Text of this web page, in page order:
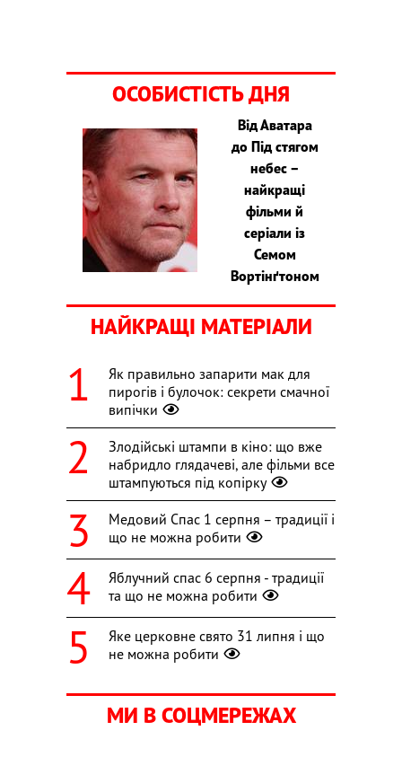
ОСОБИСТІСТЬ ДНЯ
Від Аватара
до Під стягом
небес –
найкращі
фільми й
серіали із
Семом
Вортінґтоном
НАЙКРАЩІ МАТЕРІАЛИ
Як правильно запарити мак для
пирогів і булочок: секрети смачної
випічки
Злодійські штампи в кіно: що вже
набридло глядачеві, але фільми все
штампуються під копірку
Медовий Спас 1 серпня – традиції і
що не можна робити
Яблучний спас 6 серпня - традиції
та що не можна робити
Яке церковне свято 31 липня і що
не можна робити
МИ В СОЦМЕРЕЖАХ